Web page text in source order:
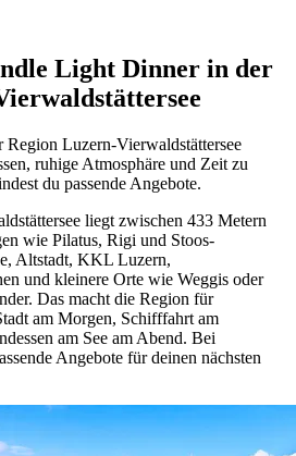
Light Dinner in der
Luzern-Vierwaldstättersee
ruhige Atmosphäre und Zeit zu
du passende Angebote.
liegt zwischen 433 Metern
wie Pilatus, Rigi und Stoos-
Altstadt, KKL Luzern,
und kleinere Orte wie Weggis oder
Das macht die Region für
am Morgen, Schifffahrt am
am See am Abend. Bei
Angebote für deinen nächsten